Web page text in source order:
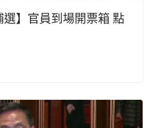
選】官員到場開票箱 點